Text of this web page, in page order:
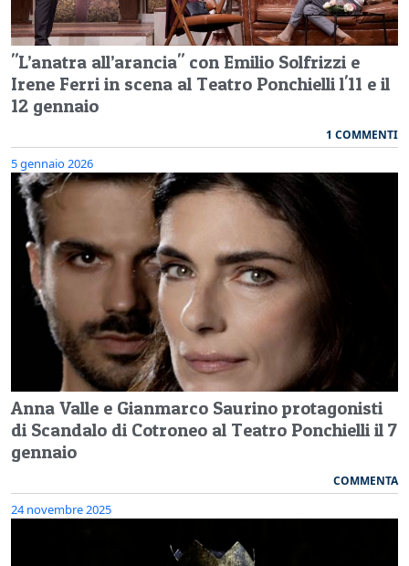
"L’anatra all’arancia" con Emilio Solfrizzi e
Irene Ferri in scena al Teatro Ponchielli l'11 e il
12 gennaio
1 COMMENTI
5 gennaio 2026
Anna Valle e Gianmarco Saurino protagonisti
di Scandalo di Cotroneo al Teatro Ponchielli il 7
gennaio
COMMENTA
24 novembre 2025